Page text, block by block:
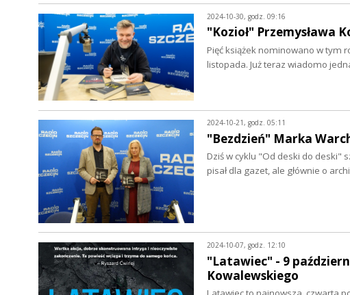
2024-10-30, godz. 09:16
"Kozioł" Przemysława
Pięć książek nominowano w tym
listopada. Już teraz wiadomo
2024-10-21, godz. 05:11
"Bezdzień" Marka
Dziś w cyklu "Od deski do deski"
pisał dla gazet, ale głównie o
2024-10-07, godz. 12:10
"Latawiec" - 9
Kowalewskiego